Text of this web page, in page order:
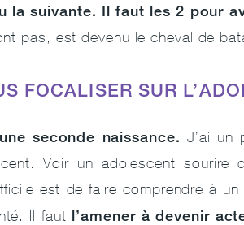
la suivante. Il faut les 2 pour
pas, est devenu le cheval de
FOCALISER SUR
seconde naissance. J’ai un
Voir un adolescent sourire
est de faire comprendre à
Il faut l’amener à devenir